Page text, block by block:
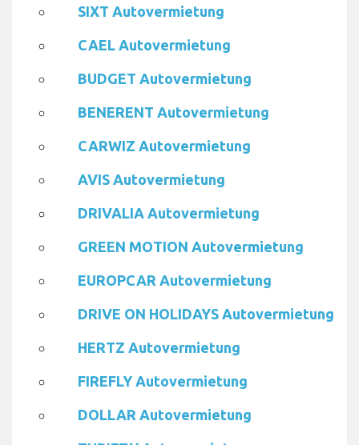
SIXT Autovermietung
CAEL Autovermietung
BUDGET Autovermietung
BENERENT Autovermietung
CARWIZ Autovermietung
AVIS Autovermietung
DRIVALIA Autovermietung
GREEN MOTION Autovermietung
EUROPCAR Autovermietung
DRIVE ON HOLIDAYS Autovermietung
HERTZ Autovermietung
FIREFLY Autovermietung
DOLLAR Autovermietung